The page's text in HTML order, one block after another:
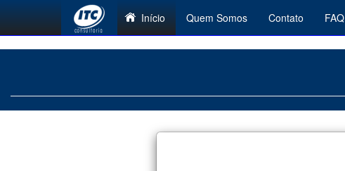
Início Quem Somos Contato FAQ